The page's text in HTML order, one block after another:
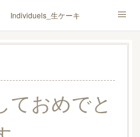
Individuels_生ケーキ
詰合せ
ておめでと